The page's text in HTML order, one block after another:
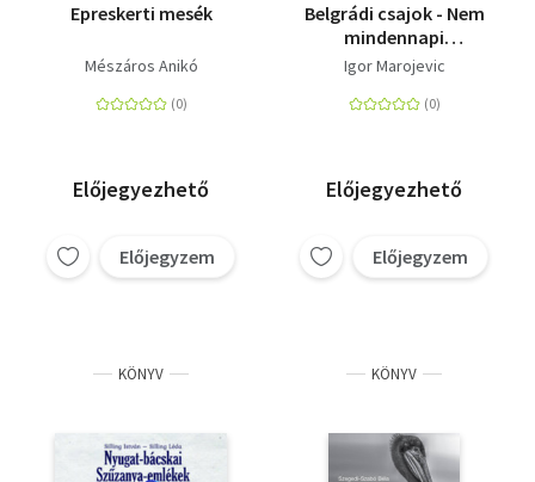
Epreskerti mesék
Mészáros Anikó
Előjegyezhető
Előjegyzem
Belgrádi csajok - Nem
mindennapi
történetek nem
Igor Marojevic
Előjegyezhető
Előjegyzem
KÖNYV KÖNYV